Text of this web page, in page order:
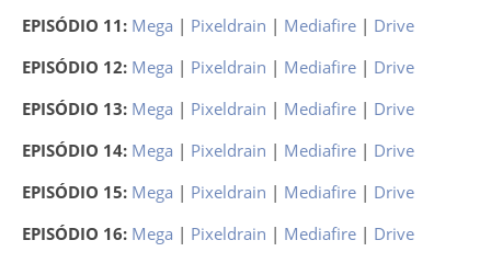
EPISÓDIO 11: Mega | Pixeldrain | Mediafire | Drive
EPISÓDIO 12: Mega | Pixeldrain | Mediafire | Drive
EPISÓDIO 13: Mega | Pixeldrain | Mediafire | Drive
EPISÓDIO 14: Mega | Pixeldrain | Mediafire | Drive
EPISÓDIO 15: Mega | Pixeldrain | Mediafire | Drive
EPISÓDIO 16: Mega | Pixeldrain | Mediafire | Drive